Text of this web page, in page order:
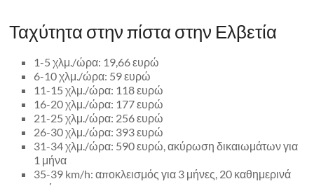
Ταχύτητα στην πίστα στην Ελβετία
1-5 χλμ./ώρα: 19,66 ευρώ
6-10 χλμ./ώρα: 59 ευρώ
11-15 χλμ./ώρα: 118 ευρώ
16-20 χλμ./ώρα: 177 ευρώ
21-25 χλμ./ώρα: 256 ευρώ
26-30 χλμ./ώρα: 393 ευρώ
31-34 χλμ./ώρα: 590 ευρώ, ακύρωση δικαιωμάτων για
1 μήνα
35-39 km/h: αποκλεισμός για 3 μήνες, 20 καθημερινά